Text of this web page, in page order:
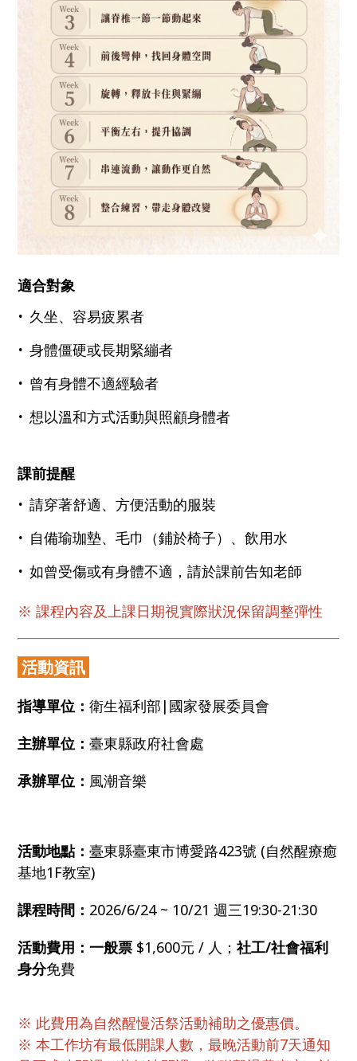
適合對象
‧ 久坐、容易疲累者
‧身體僵硬或長期緊繃者
‧ 曾有身體不適經驗者
‧想以溫和方式活動與照顧身體者
課前提醒
‧請穿著舒適、方便活動的服裝
‧ 自備瑜珈墊、毛巾（鋪於椅子）、飲用水
‧如曾受傷或有身體不適，請於課前告知老師
※ 課程內容及上課日期視實際狀況保留調整彈性
活動資訊
指導單位：衛生福利部|國家發展委員會
主辦單位：臺東縣政府社會處
承辦單位： 風潮音樂
活動地點：臺東縣臺東市博愛路423號 (自然醒療癒
基地1F教室)
課程時間： 2026/6/24 ~ 10/21 週三19:30-21:30
活動費用：一般票 $1,600元 / 人；社工/社會福利
身分免費
※ 此費用為自然醒慢活祭活動補助之優惠價。
※ 本工作坊有最低開課人數，最晚活動前7天通知